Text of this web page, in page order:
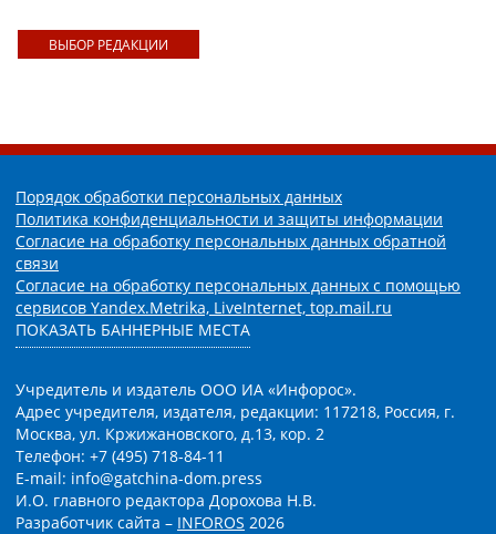
ВЫБОР РЕДАКЦИИ
Порядок обработки персональных данных
Политика конфиденциальности и защиты информации
Согласие на обработку персональных данных обратной
связи
Согласие на обработку персональных данных с помощью
сервисов Yandex.Metrika, LiveInternet, top.mail.ru
ПОКАЗАТЬ БАННЕРНЫЕ МЕСТА
Учредитель и издатель ООО ИА «Инфорос».
Адрес учредителя, издателя, редакции: 117218, Россия, г.
Москва, ул. Кржижановского, д.13, кор. 2
Телефон: +7 (495) 718-84-11
E-mail: info@gatchina-dom.press
И.О. главного редактора Дорохова Н.В.
Разработчик сайта – INFOROS 2026